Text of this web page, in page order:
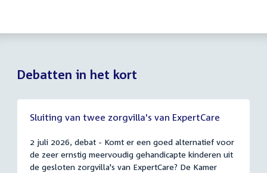
Debatten in het kort
Sluiting van twee zorgvilla's van ExpertCare
2 juli 2026, debat - Komt er een goed alternatief voor
de zeer ernstig meervoudig gehandicapte kinderen uit
de gesloten zorgvilla's van ExpertCare? De Kamer